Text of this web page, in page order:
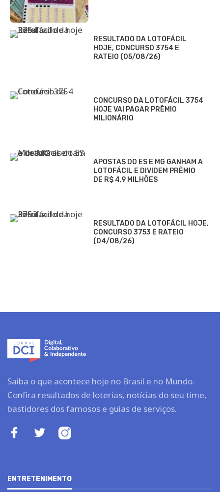
RESULTADO DA LOTOFÁCIL
HOJE, CONCURSO 3754 E
RATEIO (05/08/26)
CONCURSO DA LOTOFÁCIL 3754
HOJE VAI PAGAR PRÊMIO
MILIONÁRIO
APOSTAS DO ES E MG GANHAM A
LOTOFÁCIL E DIVIDEM PRÊMIO
DE R$ 4,9 MILHÕES
RESULTADO DA LOTOFÁCIL HOJE,
CONCURSO 3753 E RATEIO
(04/08/26)
Saiba o que acontece hoje no Brasil e no Mundo.
Confira resultados de loterias, notícias do seu time,
bastidores dos famosos e guias de serviços.
ENTRETENIMENTO